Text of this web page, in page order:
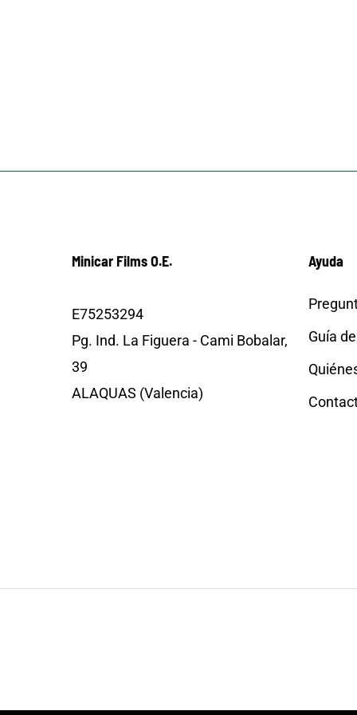
Minicar Films O.E.
E75253294
Pg. Ind. La Figuera - Cami Bobalar,
39
ALAQUAS (Valencia)
Ayuda
Guía